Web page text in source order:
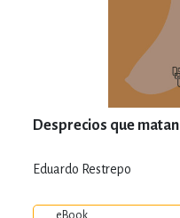
Desprecios que matan
Eduardo Restrepo
eBook